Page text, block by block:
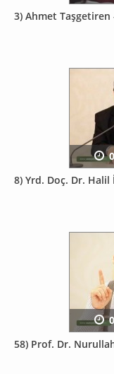
3) Ahmet Taşgetiren
8) Yrd. Doç. Dr.
58) Prof. Dr.